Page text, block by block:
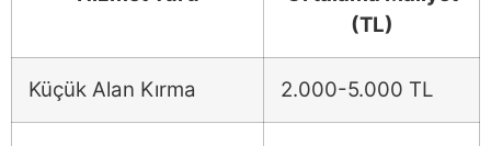
(TL)
Küçük Alan Kırma 2.000-5.000 TL